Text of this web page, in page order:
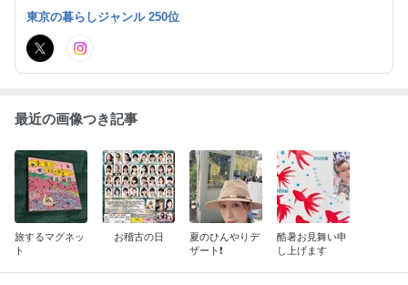
福岡公演 東京公演と飲食店ライブ2本 応援ありがとうございまし
た Masami Hara
東京の暮らしジャンル 250位
最近の画像つき記事
旅するマグネッ
ト
お稽古の日
夏のひんやりデ
ザート❗️
酷暑お見舞い申
し上げます